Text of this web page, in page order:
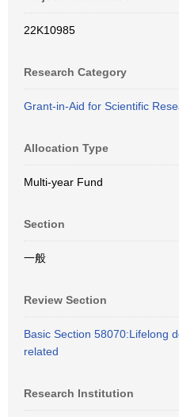
22K10985
Research Category
Grant-in-Aid for Scientific
Allocation Type
Multi-year Fund
Section
一般
Review Section
Basic Section 58070:Lifelong
related
Research Institution